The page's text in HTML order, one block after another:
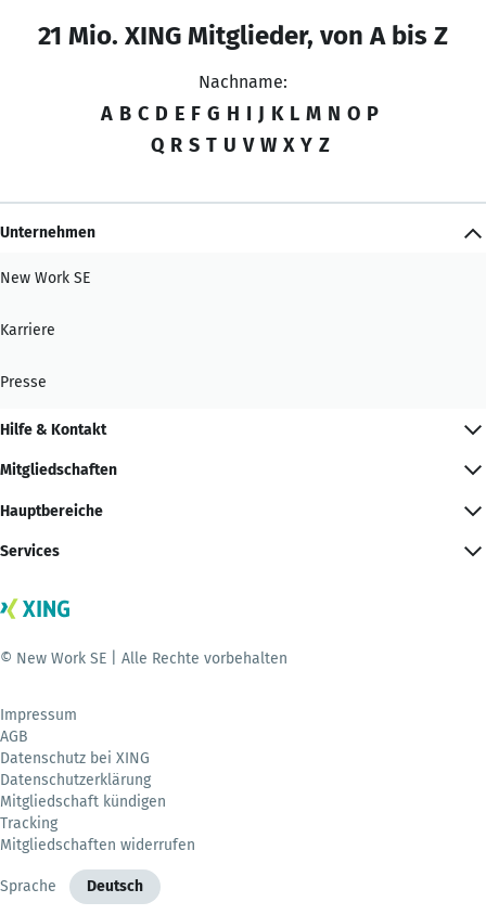
21 Mio. XING Mitglieder, von A bis Z
Nachname:
A B C D E F G H I J K L M N O P
Q R S T U V W X Y Z
Unternehmen
New Work SE
Karriere
Presse
Hilfe & Kontakt
Mitgliedschaften
Hauptbereiche
Services
© New Work SE | Alle Rechte vorbehalten
Impressum
AGB
Datenschutz bei XING
Datenschutzerklärung
Mitgliedschaft kündigen
Tracking
Mitgliedschaften widerrufen
Sprache Deutsch